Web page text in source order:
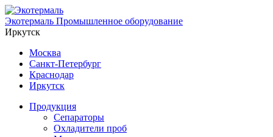
Экотермаль Промышленное оборудование
Иркутск
Москва
Санкт-Петербург
Краснодар
Иркутск
Продукция
Сепараторы
Охладители проб